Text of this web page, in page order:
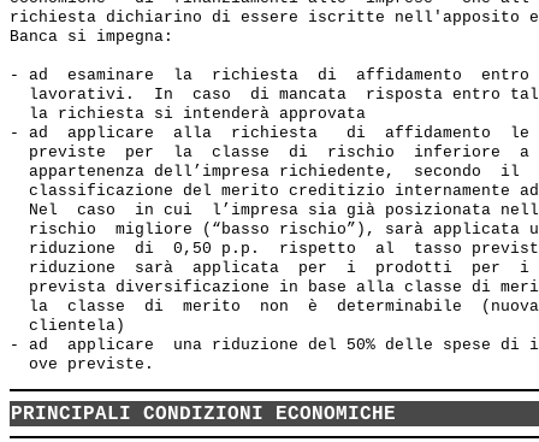
richiesta dichiarino di essere iscritte nell'apposito
Banca si impegna:
- ad  esaminare  la  richiesta  di  affidamento
lavorativi.  In  caso  di mancata  risposta entro
  la richiesta si intenderà approvata
- ad  applicare  alla  richiesta   di  affidamento  le
previste  per  la  classe  di  rischio  inferiore
appartenenza dell’impresa richiedente,  secondo  il
classificazione del merito creditizio internamente
Nel  caso  in cui  l’impresa sia già posizionata
rischio  migliore (“basso rischio”), sarà applicata
riduzione  di  0,50 p.p.  rispetto  al  tasso
riduzione  sarà  applicata  per  i  prodotti  per
prevista diversificazione in base alla classe di
la  classe  di  merito  non  è  determinabile
  clientela)
- ad  applicare  una riduzione del 50% delle spese
PRINCIPALI CONDIZIONI ECONOMICHE